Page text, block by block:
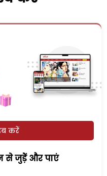
करें
से जुड़ेें और पाएं